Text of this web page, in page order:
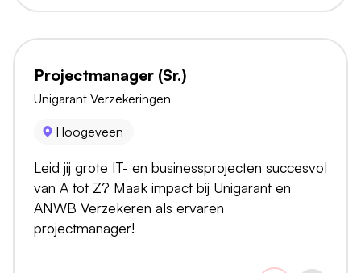
Projectmanager (Sr.)
Unigarant Verzekeringen
Hoogeveen
Leid jij grote IT- en businessprojecten succesvol
van A tot Z? Maak impact bij Unigarant en
ANWB Verzekeren als ervaren
projectmanager!